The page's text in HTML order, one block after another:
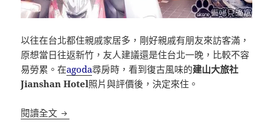
以往在台北都住親戚家居多，剛好親戚有朋友來訪客滿，
原想當日往返新竹，友人建議還是住台北一晚，比較不容
易勞累。在agoda尋房時，看到復古風味的建山大旅社
Jianshan Hotel照片與評價後，決定來住。
閱讀全文 [台北]建山大旅社 迪化街旁 民初復古風味旅店